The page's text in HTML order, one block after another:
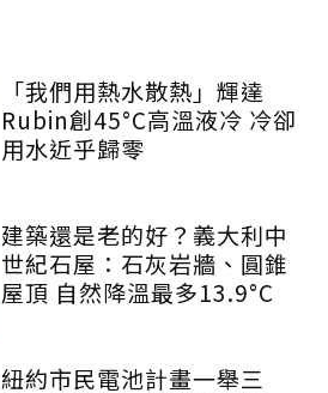
「我們用熱水散熱」輝達
Rubin創45°C高溫液冷 冷卻
用水近乎歸零
建築還是老的好？義大利中
世紀石屋：石灰岩牆、圓錐
屋頂 自然降溫最多13.9°C
紐約市民電池計畫一舉三